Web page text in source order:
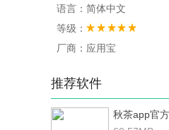
语言：简体中文
等级：
厂商：应用宝
推荐软件
秋茶app官